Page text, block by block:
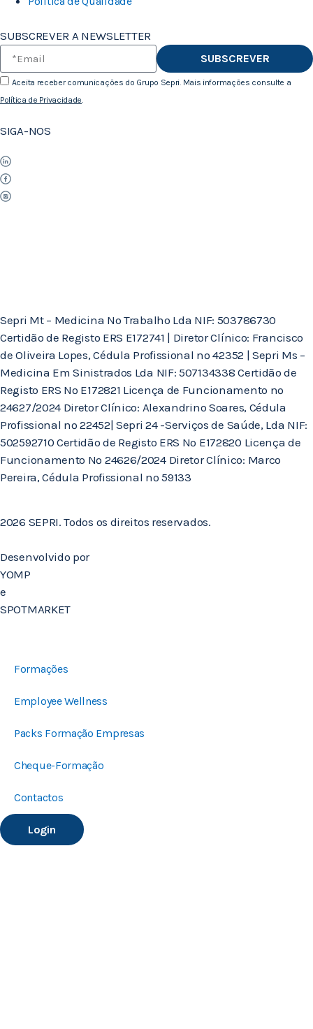
SUBSCREVER A NEWSLETTER
Aceita receber comunicações do Grupo Sepri. Mais informações consulte a
Política de Privacidade
SUBSCREVER
SIGA-NOS
Sepri Mt – Medicina No Trabalho Lda NIF: 503786730
Certidão de Registo ERS E172741 | Diretor Clínico: Francisco
de Oliveira Lopes, Cédula Profissional nº 42352 | Sepri Ms –
Medicina Em Sinistrados Lda NIF: 507134338 Certidão de
Registo ERS Nº E172821 Licença de Funcionamento nº
24627/2024 Diretor Clínico: Alexandrino Soares, Cédula
Profissional nº 22452| Sepri 24 -Serviços de Saúde, Lda NIF:
502592710 Certidão de Registo ERS Nº E172820 Licença de
Funcionamento Nº 24626/2024 Diretor Clínico: Marco
Pereira, Cédula Profissional nº 59133
2026 SEPRI. Todos os direitos reservados.
Desenvolvido por
YOMP
e
SPOTMARKET
Formações
Employee Wellness
Packs Formação Empresas
Cheque-Formação
Contactos
Login